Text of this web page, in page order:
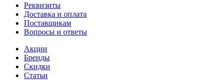
Реквизиты
Доставка и оплата
Поставщикам
Вопросы и ответы
Акции
Бренды
Скидки
Статьи